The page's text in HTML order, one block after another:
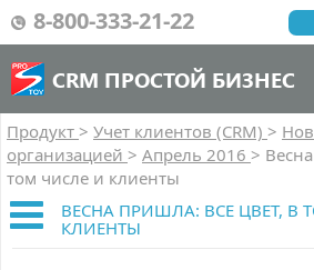
8-800-333-21-22
CRM ПРОСТОЙ БИЗНЕС
Продукт > Учет клиентов (CRM) >
организацией > Апрель 2016 >
том числе и клиенты
ВЕСНА ПРИШЛА: ВСЕ ЦВЕТ, В
КЛИЕНТЫ